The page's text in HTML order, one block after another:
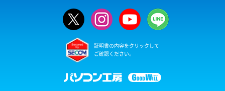
証明書の内容をクリックして
ご確認ください。